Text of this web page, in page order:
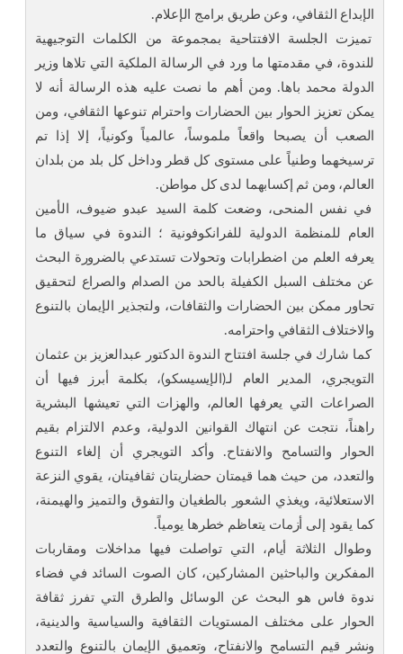
الإبداع الثقافي، وعن طريق برامج الإعلام.
تميزت الجلسة الافتتاحية بمجموعة من الكلمات التوجيهية
للندوة، في مقدمتها ما ورد في الرسالة الملكية التي تلاها وزير
الدولة محمد باها. ومن أهم ما نصت عليه هذه الرسالة أنه لا
يمكن تعزيز الحوار بين الحضارات واحترام تنوعها الثقافي، ومن
الصعب أن يصبحا واقعاً ملموساً، عالمياً وكونياً، إلا إذا تم
ترسيخهما وطنياً على مستوى كل قطر وداخل كل بلد من بلدان
العالم، ومن ثم إكسابهما لدى كل مواطن.
في نفس المنحى، وضعت كلمة السيد عبدو ضيوف، الأمين
العام للمنظمة الدولية للفرانكوفونية ؛ الندوة في سياق ما
يعرفه العلم من اضطرابات وتحولات تستدعي بالضرورة البحث
عن مختلف السبل الكفيلة بالحد من الصدام والصراع لتحقيق
تحاور ممكن بين الحضارات والثقافات، ولتجذير الإيمان بالتنوع
والاختلاف الثقافي واحترامه.
كما شارك في جلسة افتتاح الندوة الدكتور عبدالعزيز بن عثمان
التويجري، المدير العام لـ(الإيسيسكو)، بكلمة أبرز فيها أن
الصراعات التي يعرفها العالم، والهزات التي تعيشها البشرية
راهناً، نتجت عن انتهاك القوانين الدولية، وعدم الالتزام بقيم
الحوار والتسامح والانفتاح. وأكد التويجري أن إلغاء التنوع
والتعدد، من حيث هما قيمتان حضاريتان ثقافيتان، يقوي النزعة
الاستعلائية، ويغذي الشعور بالطغيان والتفوق والتميز والهيمنة،
كما يقود إلى أزمات يتعاظم خطرها يومياً.
وطوال الثلاثة أيام، التي تواصلت فيها مداخلات ومقاربات
المفكرين والباحثين المشاركين، كان الصوت السائد في فضاء
ندوة فاس هو البحث عن الوسائل والطرق التي تفرز ثقافة
الحوار على مختلف المستويات الثقافية والسياسية والدينية،
ونشر قيم التسامح والانفتاح، وتعميق الإيمان بالتنوع والتعدد